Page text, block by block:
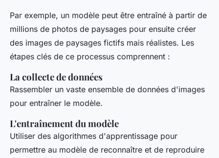
Par exemple, un modèle peut être entraîné à partir de
millions de photos de paysages pour ensuite créer
des images de paysages fictifs mais réalistes. Les
étapes clés de ce processus comprennent :
La collecte de données
Rassembler un vaste ensemble de données d'images
pour entraîner le modèle.
L'entraînement du modèle
Utiliser des algorithmes d'apprentissage pour
permettre au modèle de reconnaître et de reproduire